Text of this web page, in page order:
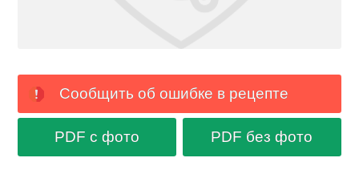
Сообщить об ошибке в рецепте
PDF с фото PDF без фото